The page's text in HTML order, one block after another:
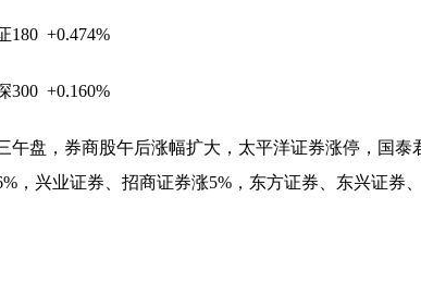
180 +0.474%
300 +0.160%
午盘，券商股午后涨幅扩大，太平洋证券涨停，国泰
，兴业证券、招商证券涨5%，东方证券、东兴证券